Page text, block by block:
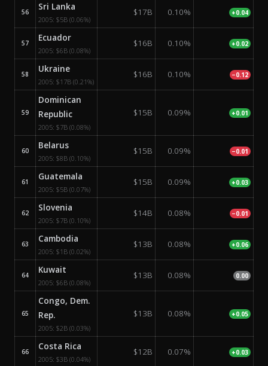
56 Sri Lanka
2005: $5B (0.06%)
$17B 0.10% +0.04
57 Ecuador
2005: $6B (0.08%)
$16B 0.10% +0.02
58 Ukraine
2005: $17B (0.21%)
$16B 0.10% −0.12
59
Dominican
Republic
2005: $7B (0.08%)
$15B 0.09% +0.01
60 Belarus
2005: $8B (0.10%)
$15B 0.09% −0.01
61 Guatemala
2005: $5B (0.07%)
$15B 0.09% +0.03
62 Slovenia
2005: $7B (0.10%)
$14B 0.08% −0.01
63 Cambodia
2005: $1B (0.02%)
$13B 0.08% +0.06
64 Kuwait
2005: $6B (0.08%)
$13B 0.08% 0.00
65
Congo, Dem.
Rep.
2005: $2B (0.03%)
$13B 0.08% +0.05
66 Costa Rica
2005: $3B (0.04%)
$12B 0.07% +0.03